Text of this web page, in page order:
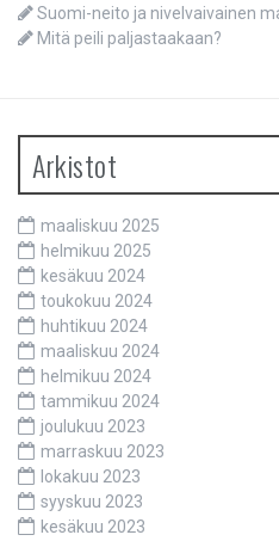
Suomi-neito ja nivelvaivainen
Mitä peili paljastaakaan?
Arkistot
maaliskuu 2025
helmikuu 2025
kesäkuu 2024
toukokuu 2024
huhtikuu 2024
maaliskuu 2024
helmikuu 2024
tammikuu 2024
joulukuu 2023
marraskuu 2023
lokakuu 2023
syyskuu 2023
kesäkuu 2023